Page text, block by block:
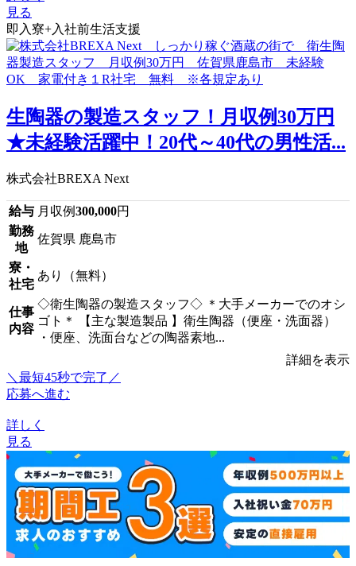
見る
即入寮+入社前生活支援
生陶器の製造スタッフ！月収例30万円
★未経験活躍中！20代～40代の男性活...
株式会社BREXA Next
給与 月収例300,000円
勤務
地
佐賀県 鹿島市
寮・
社宅
あり（無料）
仕事
内容
◇衛生陶器の製造スタッフ◇ ＊大手メーカーでのオシ
ゴト＊ 【主な製造製品 】衛生陶器（便座・洗面器）
・便座、洗面台などの陶器素地...
詳細を表示
＼最短45秒で完了／
応募へ進む
詳しく
見る